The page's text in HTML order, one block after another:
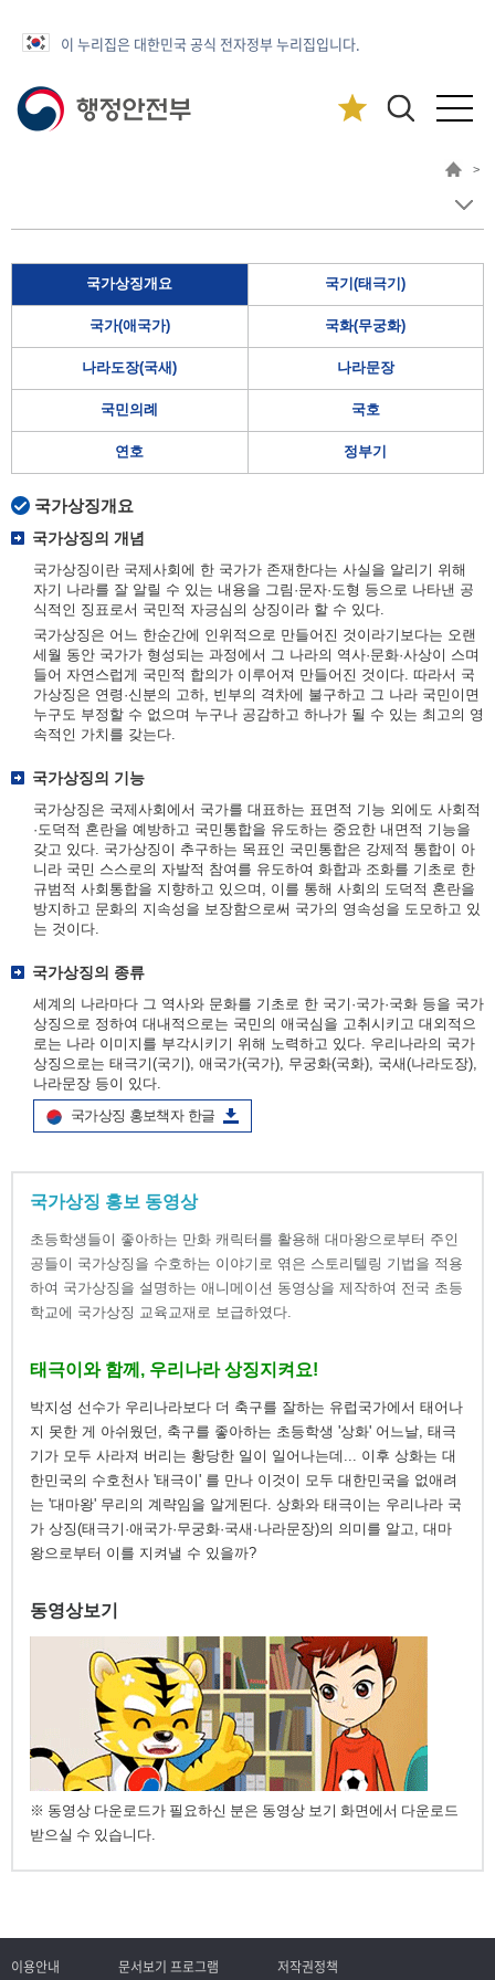
이 누리집은 대한민국 공식 전자정부 누리집입니다.
>
국가상징개요 국기(태극기)
국가(애국가) 국화(무궁화)
나라도장(국새) 나라문장
국민의례 국호
연호 정부기
국가상징개요
국가상징의 개념
국가상징이란 국제사회에 한 국가가 존재한다는 사실을 알리기 위해
자기 나라를 잘 알릴 수 있는 내용을 그림·문자·도형 등으로 나타낸 공
식적인 징표로서 국민적 자긍심의 상징이라 할 수 있다.
국가상징은 어느 한순간에 인위적으로 만들어진 것이라기보다는 오랜
세월 동안 국가가 형성되는 과정에서 그 나라의 역사·문화·사상이 스며
들어 자연스럽게 국민적 합의가 이루어져 만들어진 것이다. 따라서 국
가상징은 연령·신분의 고하, 빈부의 격차에 불구하고 그 나라 국민이면
누구도 부정할 수 없으며 누구나 공감하고 하나가 될 수 있는 최고의 영
속적인 가치를 갖는다.
국가상징의 기능
국가상징은 국제사회에서 국가를 대표하는 표면적 기능 외에도 사회적
·도덕적 혼란을 예방하고 국민통합을 유도하는 중요한 내면적 기능을
갖고 있다. 국가상징이 추구하는 목표인 국민통합은 강제적 통합이 아
니라 국민 스스로의 자발적 참여를 유도하여 화합과 조화를 기초로 한
규범적 사회통합을 지향하고 있으며, 이를 통해 사회의 도덕적 혼란을
방지하고 문화의 지속성을 보장함으로써 국가의 영속성을 도모하고 있
는 것이다.
국가상징의 종류
세계의 나라마다 그 역사와 문화를 기초로 한 국기·국가·국화 등을 국가
상징으로 정하여 대내적으로는 국민의 애국심을 고취시키고 대외적으
로는 나라 이미지를 부각시키기 위해 노력하고 있다. 우리나라의 국가
상징으로는 태극기(국기), 애국가(국가), 무궁화(국화), 국새(나라도장),
나라문장 등이 있다.
국가상징 홍보책자 한글
국가상징 홍보 동영상
초등학생들이 좋아하는 만화 캐릭터를 활용해 대마왕으로부터 주인
공들이 국가상징을 수호하는 이야기로 엮은 스토리텔링 기법을 적용
하여 국가상징을 설명하는 애니메이션 동영상을 제작하여 전국 초등
학교에 국가상징 교육교재로 보급하였다.
태극이와 함께, 우리나라 상징지켜요!
박지성 선수가 우리나라보다 더 축구를 잘하는 유럽국가에서 태어나
지 못한 게 아쉬웠던, 축구를 좋아하는 초등학생 '상화' 어느날, 태극
기가 모두 사라져 버리는 황당한 일이 일어나는데... 이후 상화는 대
한민국의 수호천사 '태극이' 를 만나 이것이 모두 대한민국을 없애려
는 '대마왕' 무리의 계략임을 알게된다. 상화와 태극이는 우리나라 국
가 상징(태극기·애국가·무궁화·국새·나라문장)의 의미를 알고, 대마
왕으로부터 이를 지켜낼 수 있을까?
동영상보기
※ 동영상 다운로드가 필요하신 분은 동영상 보기 화면에서 다운로드
받으실 수 있습니다.
이용안내 문서보기 프로그램 저작권정책